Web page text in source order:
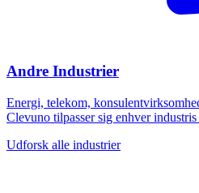
Andre Industrier
Energi, telekom,
Clevuno tilpasser sig enhver
Udforsk alle industrier